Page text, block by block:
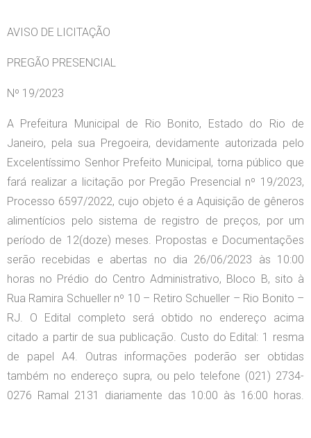
AVISO DE LICITAÇÃO
PREGÃO PRESENCIAL
Nº 19/2023
A Prefeitura Municipal de Rio Bonito, Estado do Rio de
Janeiro, pela sua Pregoeira, devidamente autorizada pelo
Excelentíssimo Senhor Prefeito Municipal, torna público que
fará realizar a licitação por Pregão Presencial nº 19/2023,
Processo 6597/2022, cujo objeto é a Aquisição de gêneros
alimentícios pelo sistema de registro de preços, por um
período de 12(doze) meses. Propostas e Documentações
serão recebidas e abertas no dia 26/06/2023 às 10:00
horas no Prédio do Centro Administrativo, Bloco B, sito à
Rua Ramira Schueller nº 10 – Retiro Schueller – Rio Bonito –
RJ. O Edital completo será obtido no endereço acima
citado a partir de sua publicação. Custo do Edital: 1 resma
de papel A4. Outras informações poderão ser obtidas
também no endereço supra, ou pelo telefone (021) 2734-
0276 Ramal 2131 diariamente das 10:00 às 16:00 horas.